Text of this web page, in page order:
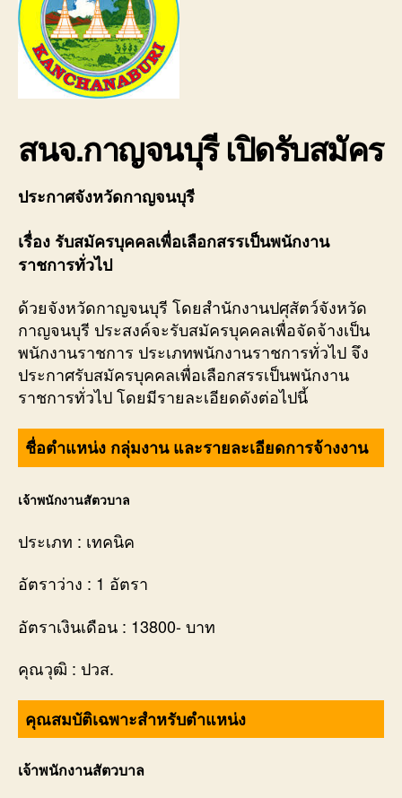
สนจ.กาญจนบุรี เปิดรับสมัคร
ประกาศจังหวัดกาญจนบุรี
เรื่อง รับสมัครบุคคลเพื่อเลือกสรรเป็นพนักงาน
ราชการทั่วไป
ด้วยจังหวัดกาญจนบุรี โดยสำนักงานปศุสัตว์จังหวัด
กาญจนบุรี ประสงค์จะรับสมัครบุคคลเพื่อจัดจ้างเป็น
พนักงานราชการ ประเภทพนักงานราชการทั่วไป จึง
ประกาศรับสมัครบุคคลเพื่อเลือกสรรเป็นพนักงาน
ราชการทั่วไป โดยมีรายละเอียดดังต่อไปนี้
ชื่อตำแหน่ง กลุ่มงาน และรายละเอียดการจ้างงาน
เจ้าพนักงานสัตวบาล
ประเภท : เทคนิค
อัตราว่าง : 1 อัตรา
อัตราเงินเดือน : 13800- บาท
คุณวุฒิ : ปวส.
คุณสมบัติเฉพาะสำหรับตำแหน่ง
เจ้าพนักงานสัตวบาล